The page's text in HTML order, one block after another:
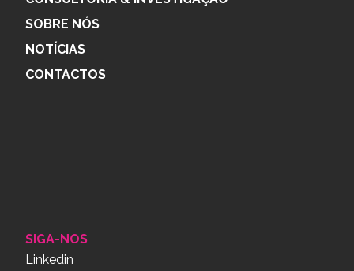
SOBRE NÓS
NOTÍCIAS
CONTACTOS
SIGA-NOS
Linkedin